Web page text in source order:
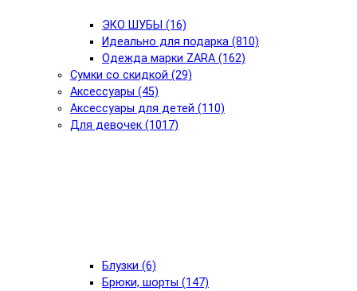
ЭКО ШУБЫ (16)
Идеально для подарка (810)
Одежда марки ZARA (162)
Сумки со скидкой (29)
Аксессуары (45)
Аксессуары для детей (110)
Для девочек (1017)
Блузки (6)
Брюки, шорты (147)